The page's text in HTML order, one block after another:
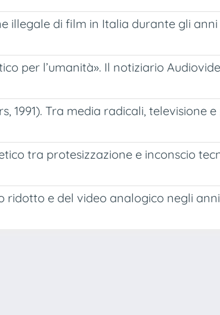
illegale di film in Italia durante gli
per l’umanità». Il notiziario
1991). Tra media radicali, televisione
tra protesizzazione e inconscio
ridotto e del video analogico negli